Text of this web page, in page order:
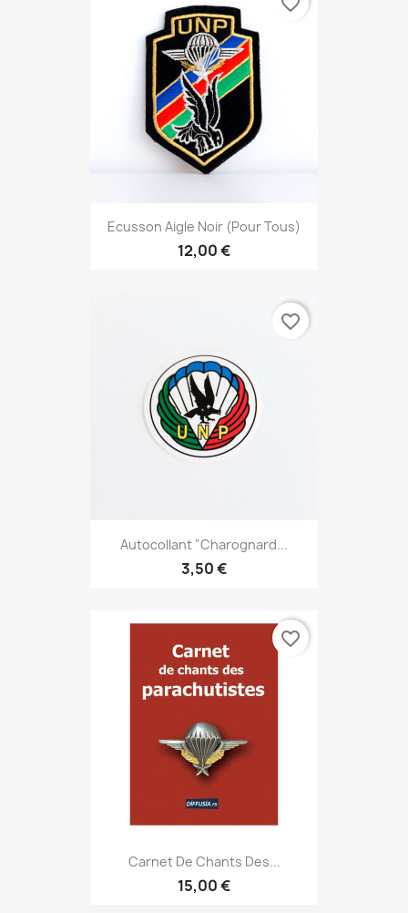
Ecusson Aigle Noir (pour Tous)
12,00 €
Autocollant "charognard...
3,50 €
favorite_border
Carnet De Chants Des...
15,00 €
favorite_border